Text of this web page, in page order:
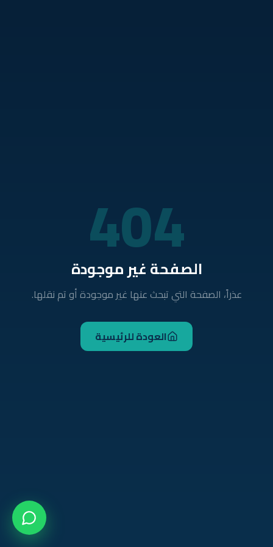
404
الصفحة غير موجودة
عذراً، الصفحة التي تبحث عنها غير موجودة أو تم نقلها.
العودة للرئيسية